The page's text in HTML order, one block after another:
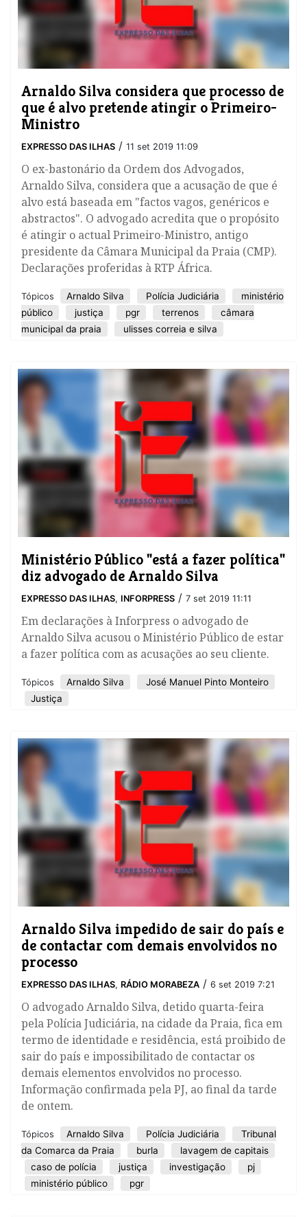
Arnaldo Silva considera que processo de
que é alvo pretende atingir o Primeiro-
Ministro
EXPRESSO DAS ILHAS / 11 set 2019 11:09
O ex-bastonário da Ordem dos Advogados,
Arnaldo Silva, considera que a acusação de que é
alvo está baseada em "factos vagos, genéricos e
abstractos". O advogado acredita que o propósito
é atingir o actual Primeiro-Ministro, antigo
presidente da Câmara Municipal da Praia (CMP).
Declarações proferidas à RTP África.
Tópicos Arnaldo Silva Polícia Judiciária
ministério
público
justiça pgr terrenos
câmara
municipal da praia
ulisses correia e silva
Ministério Público "está a fazer política"
diz advogado de Arnaldo Silva
EXPRESSO DAS ILHAS, INFORPRESS / 7 set 2019 11:11
Em declarações à Inforpress o advogado de
Arnaldo Silva acusou o Ministério Público de estar
a fazer política com as acusações ao seu cliente.
Tópicos Arnaldo Silva
José Manuel Pinto Monteiro
Justiça
Arnaldo Silva impedido de sair do país e
de contactar com demais envolvidos no
processo
EXPRESSO DAS ILHAS, RÁDIO MORABEZA / 6 set 2019 7:21
O advogado Arnaldo Silva, detido quarta-feira
pela Polícia Judiciária, na cidade da Praia, fica em
termo de identidade e residência, está proibido de
sair do país e impossibilitado de contactar os
demais elementos envolvidos no processo.
Informação confirmada pela PJ, ao final da tarde
de ontem.
Tópicos Arnaldo Silva Polícia Judiciária
Tribunal
da Comarca da Praia
burla
lavagem de capitais
caso de polícia
justiça investigação
pj
ministério público
pgr